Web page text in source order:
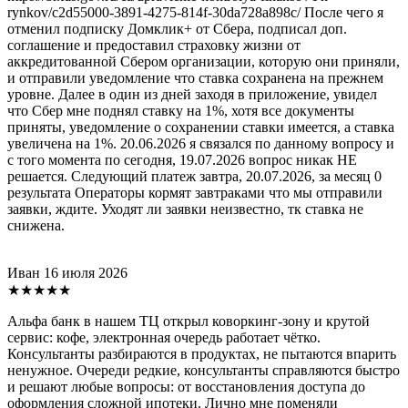
rynkov/c2d55000-3891-4275-814f-30da728a898c/ После чего я
отменил подписку Домклик+ от Сбера, подписал доп.
соглашение и предоставил страховку жизни от
аккредитованной Сбером организации, которую они приняли,
и отправили уведомление что ставка сохранена на прежнем
уровне. Далее в один из дней заходя в приложение, увидел
что Сбер мне поднял ставку на 1%, хотя все документы
приняты, уведомление о сохранении ставки имеется, а ставка
увеличена на 1%. 20.06.2026 я связался по данному вопросу и
с того момента по сегодня, 19.07.2026 вопрос никак НЕ
решается. Следующий платеж завтра, 20.07.2026, за месяц 0
результата Операторы кормят завтраками что мы отправили
заявки, ждите. Уходят ли заявки неизвестно, тк ставка не
снижена.
Иван 16 июля 2026
★★★★★
Альфа банк в нашем ТЦ открыл коворкинг-зону и крутой
сервис: кофе, электронная очередь работает чётко.
Консультанты разбираются в продуктах, не пытаются впарить
ненужное. Очереди редкие, консультанты справляются быстро
и решают любые вопросы: от восстановления доступа до
оформления сложной ипотеки. Лично мне поменяли